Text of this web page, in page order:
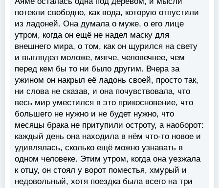
потекли свободно, как вода, которую отпустили
из ладоней. Она думала о муже, о его лице
утром, когда он ещё не надел маску для
внешнего мира, о том, как он щурился на свету
и выглядел моложе, мягче, человечнее, чем
перед кем бы то ни было другим. Вчера за
ужином он накрыл её ладонь своей, просто так,
ни слова не сказав, и она почувствовала, что
весь мир уместился в это прикосновение, что
большего не нужно и не будет нужно, что
месяцы брака не притупили остроту, а наоборот:
каждый день она находила в нём что-то новое и
удивлялась, сколько ещё можно узнавать в
одном человеке. Этим утром, когда она уезжала
к отцу, он стоял у ворот поместья, хмурый и
недовольный, хотя поездка была всего на три